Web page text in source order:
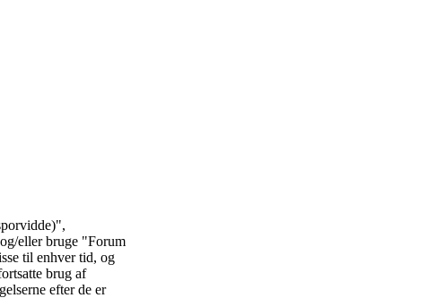
eller bruge "Forum
til enhver tid, og
brug af
efter de er